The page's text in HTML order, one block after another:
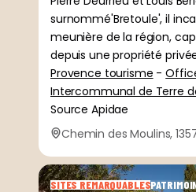
surnommé'Bretoule', il
meunière de la région,
depuis une propriété
Provence tourisme -
Intercommunal de Terre
Source Apidae
Chemin des Moulins,
SITES REMARQUABLES